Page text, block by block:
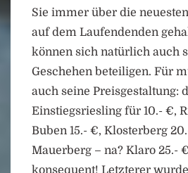
Sie immer über die
auf dem Laufendenden
können sich natürlich auch
Geschehen beteiligen. Für
auch seine Preisgestaltung:
Einstiegsriesling für 10.- €,
Buben 15.- €, Klosterberg
Mauerberg – na? Klaro 25.-
konsequent! Letzterer